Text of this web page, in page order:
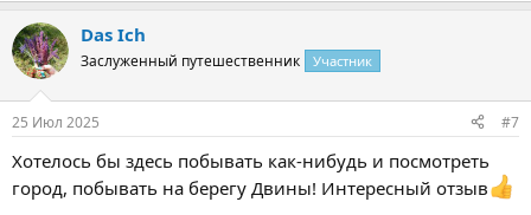
Das Ich
Заслуженный путешественник Участник
25 Июл 2025 #7
Хотелось бы здесь побывать как-нибудь и посмотреть
город, побывать на берегу Двины! Интересный отзыв